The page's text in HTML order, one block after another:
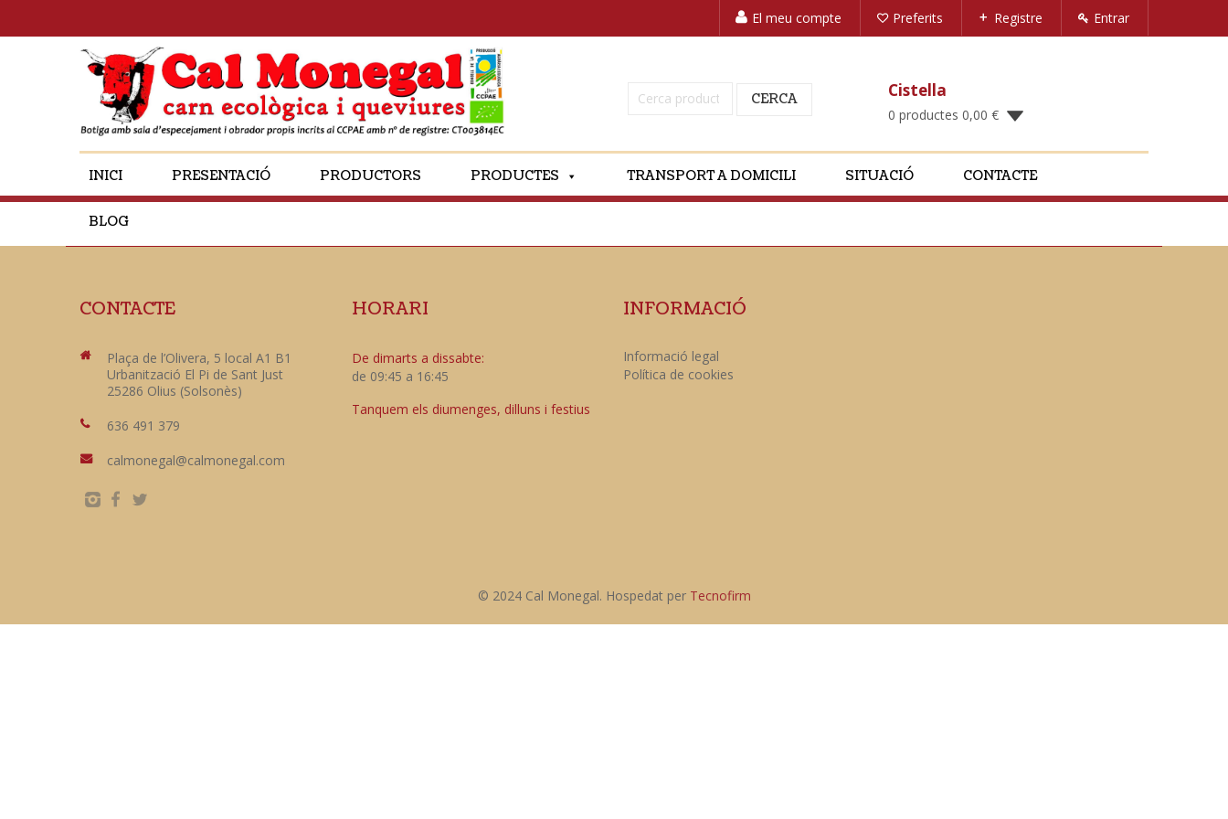
El meu compte Preferits Registre Entrar
Cerca: CERCA Cistella
0 productes 0,00 €
INICI PRESENTACIÓ PRODUCTORS PRODUCTES TRANSPORT A DOMICILI SITUACIÓ CONTACTE
BLOG
CONTACTE
Plaça de l’Olivera, 5 local A1 B1
Urbanització El Pi de Sant Just
25286 Olius (Solsonès)
636 491 379
calmonegal@calmonegal.com
HORARI
De dimarts a dissabte:
de 09:45 a 16:45
Tanquem els diumenges, dilluns i festius
INFORMACIÓ
Informació legal
Política de cookies
© 2024 Cal Monegal. Hospedat per Tecnofirm